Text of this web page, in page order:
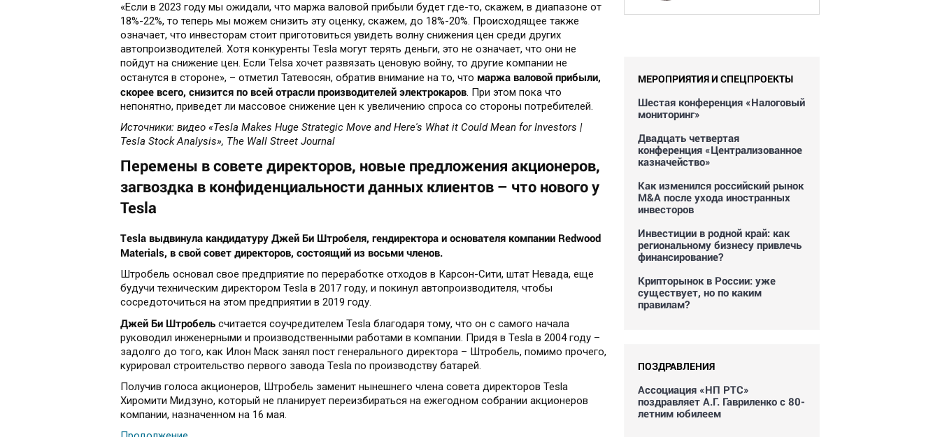
«Если в 2023 году мы ожидали, что маржа валовой прибыли будет где-то, скажем, в диапазоне от
18%-22%, то теперь мы можем снизить эту оценку, скажем, до 18%-20%. Происходящее также
означает, что инвесторам стоит приготовиться увидеть волну снижения цен среди других
автопроизводителей. Хотя конкуренты Tesla могут терять деньги, это не означает, что они не
пойдут на снижение цен. Если Telsa хочет развязать ценовую войну, то другие компании не
останутся в стороне», – отметил Татевосян, обратив внимание на то, что маржа валовой прибыли,
скорее всего, снизится по всей отрасли производителей электрокаров. При этом пока что
непонятно, приведет ли массовое снижение цен к увеличению спроса со стороны потребителей.
Источники: видео «Tesla Makes Huge Strategic Move and Here's What it Could Mean for Investors |
Tesla Stock Analysis», The Wall Street Journal
Перемены в совете директоров, новые предложения акционеров,
загвоздка в конфиденциальности данных клиентов – что нового у
Tesla
Tesla выдвинула кандидатуру Джей Би Штробеля, гендиректора и основателя компании Redwood
Materials, в свой совет директоров, состоящий из восьми членов.
Штробель основал свое предприятие по переработке отходов в Карсон-Сити, штат Невада, еще
будучи техническим директором Tesla в 2017 году, и покинул автопроизводителя, чтобы
сосредоточиться на этом предприятии в 2019 году.
Джей Би Штробель считается соучредителем Tesla благодаря тому, что он с самого начала
руководил инженерными и производственными работами в компании. Придя в Tesla в 2004 году –
задолго до того, как Илон Маск занял пост генерального директора – Штробель, помимо прочего,
курировал строительство первого завода Tesla по производству батарей.
Получив голоса акционеров, Штробель заменит нынешнего члена совета директоров Tesla
Хиромити Мидзуно, который не планирует переизбираться на ежегодном собрании акционеров
компании, назначенном на 16 мая.
МЕРОПРИЯТИЯ И СПЕЦПРОЕКТЫ
Шестая конференция «Налоговый
мониторинг»
Двадцать четвертая
конференция «Централизованное
казначейство»
Как изменился российский рынок
M&A после ухода иностранных
инвесторов
Инвестиции в родной край: как
региональному бизнесу привлечь
финансирование?
Крипторынок в России: уже
существует, но по каким
правилам?
ПОЗДРАВЛЕНИЯ
Ассоциация «НП РТС»
поздравляет А.Г. Гавриленко с 80-
летним юбилеем